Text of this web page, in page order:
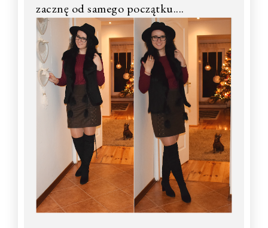
zacznę od samego początku....